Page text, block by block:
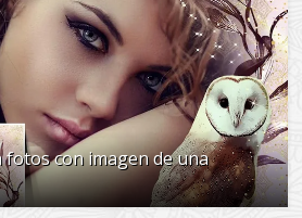
con imagen de una